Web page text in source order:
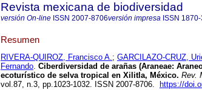
Revista mexicana de biodiversidad
versión On-line ISSN 2007-8706versión impresa ISSN
Resumen
RIVERA-QUIROZ, Francisco A.; GARCILAZO-CRUZ,
Fernando. Ciberdiversidad de arañas (Araneae:
ecoturístico de selva tropical en Xilitla, México. Rev.
vol.87, n.3, pp.1023-1032. ISSN 2007-8706.
https://